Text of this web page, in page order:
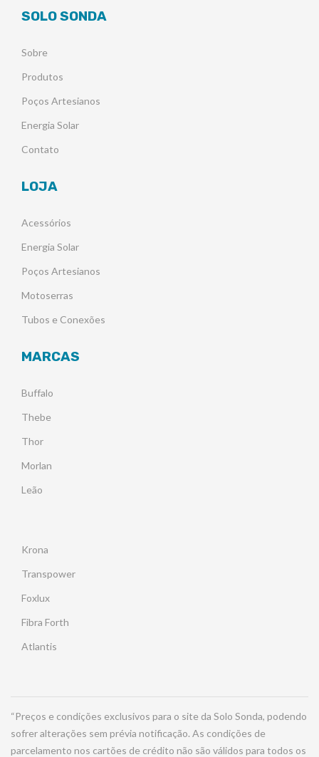
SOLO SONDA
Sobre
Produtos
Poços Artesianos
Energia Solar
Contato
LOJA
Acessórios
Energia Solar
Poços Artesianos
Motoserras
Tubos e Conexões
MARCAS
Buffalo
Thebe
Thor
Morlan
Leão
Krona
Transpower
Foxlux
Fibra Forth
Atlantis
“Preços e condições exclusivos para o site da Solo Sonda, podendo
sofrer alterações sem prévia notificação. As condições de
parcelamento nos cartões de crédito não são válidos para todos os